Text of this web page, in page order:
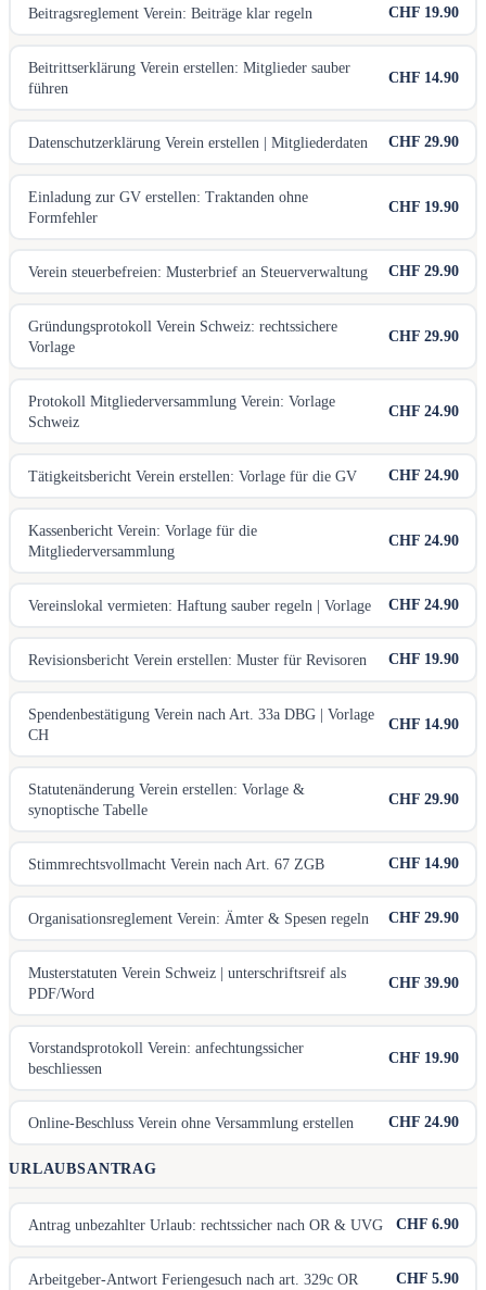
Beitragsreglement Verein: Beiträge klar regeln CHF 19.90
Beitrittserklärung Verein erstellen: Mitglieder sauber
führen
CHF 14.90
Datenschutzerklärung Verein erstellen | Mitgliederdaten CHF 29.90
Einladung zur GV erstellen: Traktanden ohne
Formfehler
CHF 19.90
Verein steuerbefreien: Musterbrief an Steuerverwaltung CHF 29.90
Gründungsprotokoll Verein Schweiz: rechtssichere
Vorlage
CHF 29.90
Protokoll Mitgliederversammlung Verein: Vorlage
Schweiz
CHF 24.90
Tätigkeitsbericht Verein erstellen: Vorlage für die GV CHF 24.90
Kassenbericht Verein: Vorlage für die
Mitgliederversammlung
CHF 24.90
Vereinslokal vermieten: Haftung sauber regeln | Vorlage CHF 24.90
Revisionsbericht Verein erstellen: Muster für Revisoren CHF 19.90
Spendenbestätigung Verein nach Art. 33a DBG | Vorlage
CH
CHF 14.90
Statutenänderung Verein erstellen: Vorlage &
synoptische Tabelle
CHF 29.90
Stimmrechtsvollmacht Verein nach Art. 67 ZGB CHF 14.90
Organisationsreglement Verein: Ämter & Spesen regeln CHF 29.90
Musterstatuten Verein Schweiz | unterschriftsreif als
PDF/Word
CHF 39.90
Vorstandsprotokoll Verein: anfechtungssicher
beschliessen
CHF 19.90
Online-Beschluss Verein ohne Versammlung erstellen CHF 24.90
URLAUBSANTRAG
Antrag unbezahlter Urlaub: rechtssicher nach OR & UVG CHF 6.90
Arbeitgeber-Antwort Feriengesuch nach art. 329c OR CHF 5.90